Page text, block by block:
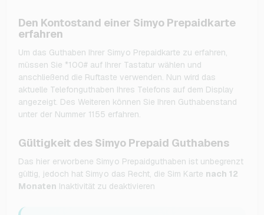
Den Kontostand einer Simyo Prepaidkarte
erfahren
Um das Guthaben Ihrer Simyo Prepaidkarte zu erfahren,
müssen Sie *100# auf Ihrer Tastatur wählen und
anschließend die Ruftaste verwenden. Nun wird das
aktuelle Telefonguthaben Ihres Telefons auf dem Display
angezeigt. Des Weiteren können Sie Ihren Guthabenstand
unter der Nummer 1155 erfahren.
Gültigkeit des Simyo Prepaid Guthabens
Das hier erworbene Simyo Prepaidguthaben ist unbegrenzt
gültig, jedoch hat Simyo das Recht, die Sim Karte nach 12
Monaten Inaktivität zu deaktivieren